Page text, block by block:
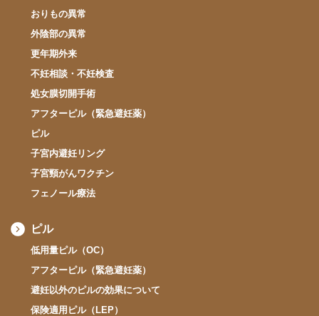
おりもの異常
外陰部の異常
更年期外来
不妊相談・不妊検査
処女膜切開手術
アフターピル（緊急避妊薬）
ピル
子宮内避妊リング
子宮頸がんワクチン
フェノール療法
ピル
低用量ピル（OC）
アフターピル（緊急避妊薬）
避妊以外のピルの効果について
保険適用ピル（LEP）